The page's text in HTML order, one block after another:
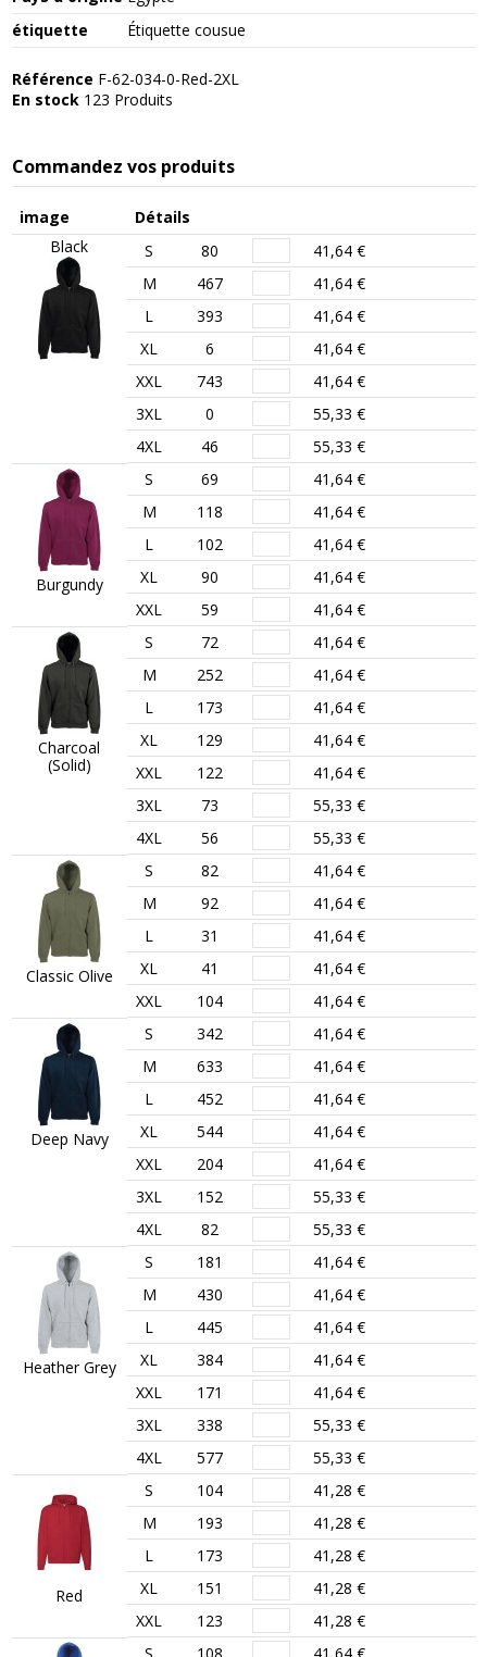
étiquette
Étiquette cousue
Référence F-62-034-0-Red-2XL
En stock 123 Produits
Commandez vos produits
image
Détails
Black
S 80
41,64 €
M
467
41,64 €
L
393
41,64 €
XL
6
41,64 €
XXL
743
41,64 €
3XL
0
55,33 €
4XL
46 55,33 €
Burgundy
S 69
41,64 €
M
118
41,64 €
L
102
41,64 €
XL
90
41,64 €
XXL
59 41,64 €
Charcoal
(Solid)
S 72
41,64 €
M
252
41,64 €
L
173
41,64 €
XL
129
41,64 €
XXL
122
41,64 €
3XL
73
55,33 €
4XL
56 55,33 €
Classic Olive
S 82
41,64 €
M
92
41,64 €
L
31
41,64 €
XL
41
41,64 €
XXL
104 41,64 €
Deep Navy
S 342
41,64 €
M
633
41,64 €
L
452
41,64 €
XL
544
41,64 €
XXL
204
41,64 €
3XL
152
55,33 €
4XL
82 55,33 €
Heather Grey
S 181
41,64 €
M
430
41,64 €
L
445
41,64 €
XL
384
41,64 €
XXL
171
41,64 €
3XL
338
55,33 €
4XL
577 55,33 €
Red
S 104
41,28 €
M
193
41,28 €
L
173
41,28 €
XL
151
41,28 €
XXL
123 41,28 €
S 108
41,64 €